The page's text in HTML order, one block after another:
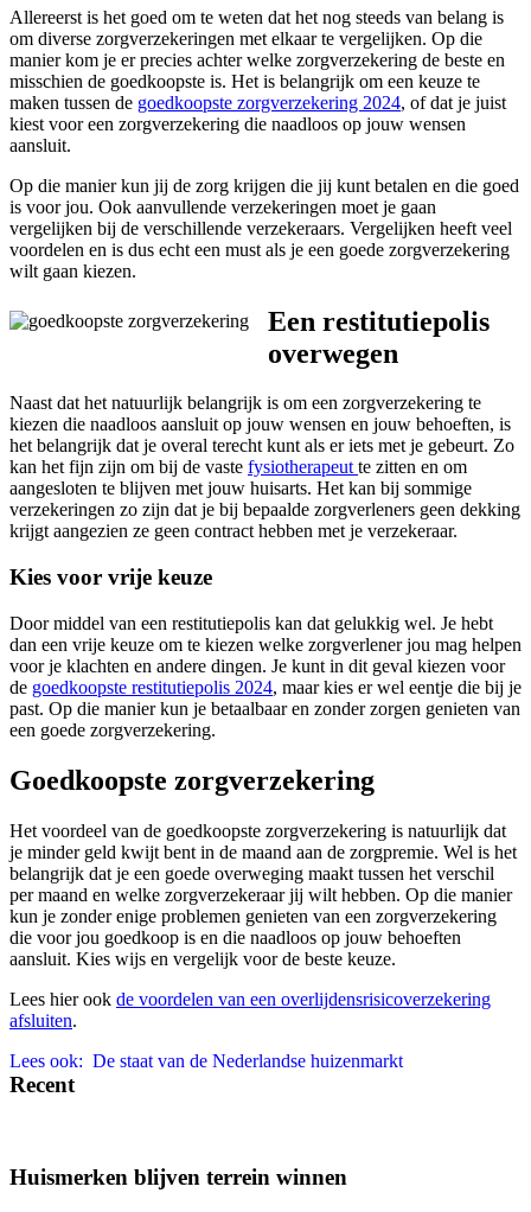
Allereerst is het goed om te weten dat het nog steeds van belang is
om diverse zorgverzekeringen met elkaar te vergelijken. Op die
manier kom je er precies achter welke zorgverzekering de beste en
misschien de goedkoopste is. Het is belangrijk om een keuze te
maken tussen de goedkoopste zorgverzekering 2024, of dat je juist
kiest voor een zorgverzekering die naadloos op jouw wensen
aansluit.
Op die manier kun jij de zorg krijgen die jij kunt betalen en die goed
is voor jou. Ook aanvullende verzekeringen moet je gaan
vergelijken bij de verschillende verzekeraars. Vergelijken heeft veel
voordelen en is dus echt een must als je een goede zorgverzekering
wilt gaan kiezen.
Een restitutiepolis
overwegen
Naast dat het natuurlijk belangrijk is om een zorgverzekering te
kiezen die naadloos aansluit op jouw wensen en jouw behoeften, is
het belangrijk dat je overal terecht kunt als er iets met je gebeurt. Zo
kan het fijn zijn om bij de vaste fysiotherapeutte zitten en om
aangesloten te blijven met jouw huisarts. Het kan bij sommige
verzekeringen zo zijn dat je bij bepaalde zorgverleners geen dekking
krijgt aangezien ze geen contract hebben met je verzekeraar.
Kies voor vrije keuze
Door middel van een restitutiepolis kan dat gelukkig wel. Je hebt
dan een vrije keuze om te kiezen welke zorgverlener jou mag helpen
voor je klachten en andere dingen. Je kunt in dit geval kiezen voor
de goedkoopste restitutiepolis 2024, maar kies er wel eentje die bij je
past. Op die manier kun je betaalbaar en zonder zorgen genieten van
een goede zorgverzekering.
Goedkoopste zorgverzekering
Het voordeel van de goedkoopste zorgverzekering is natuurlijk dat
je minder geld kwijt bent in de maand aan de zorgpremie. Wel is het
belangrijk dat je een goede overweging maakt tussen het verschil
per maand en welke zorgverzekeraar jij wilt hebben. Op die manier
kun je zonder enige problemen genieten van een zorgverzekering
die voor jou goedkoop is en die naadloos op jouw behoeften
aansluit. Kies wijs en vergelijk voor de beste keuze.
Lees hier ook de voordelen van een overlijdensrisicoverzekering
afsluiten.
Lees ook: De staat van de Nederlandse huizenmarkt
Recent
Huismerken blijven terrein winnen